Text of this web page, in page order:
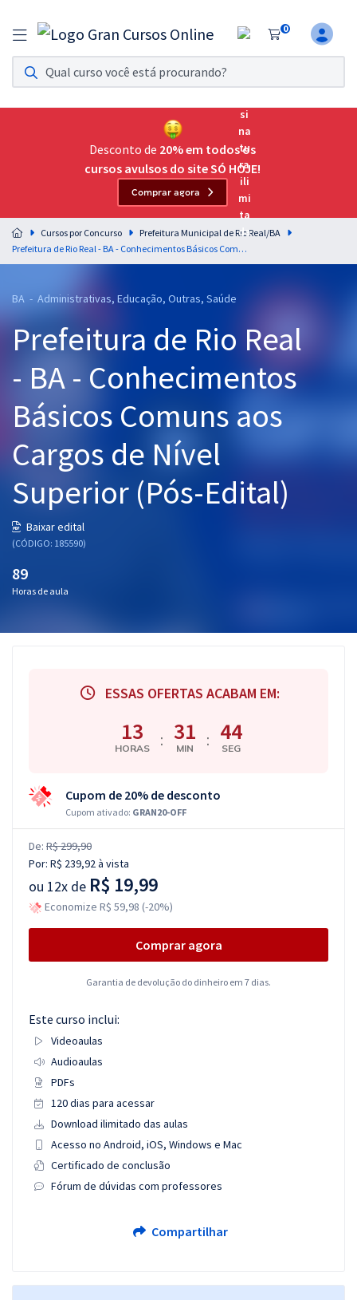
0
Assinatura Ilimitada 11
Acesso a todos os cursos. Teste grátis por 7 dias!
Assinatura OAB Até Passar
Acesso ilimitado a toda preparação para o Exame da
Residências Multiprofissionais
Preparação completa e intensiva para as principais
residências em saúde do Brasil
Cursos 20% OFF
Graduação
OAB
Questões grátis
Blog
Desconto de 20% em todos os
cursos avulsos do site SÓ HOJE!
Comprar agora
Cursos por Concurso
Prefeitura Municipal de Rio Real/BA
Prefeitura de Rio Real - BA - Conhecimentos Básicos Comuns aos Cargos de Nível Superior (Pós-Edital)
BA - Administrativas, Educação, Outras, Saúde
Prefeitura de Rio Real
- BA - Conhecimentos
Básicos Comuns aos
Cargos de Nível
Superior (Pós-Edital)
Baixar edital
(CÓDIGO: 185590)
89
Horas de aula
ESSAS OFERTAS ACABAM EM:
13
HORAS : 31
MIN : 43
SEG
Cupom de 20% de desconto
Cupom ativado: GRAN20-OFF
De: R$ 299,90
Por: R$ 239,92à vista
ou 12x de R$ 19,99
Economize R$ 59,98 (-20%)
Comprar agora
Garantia de devolução do dinheiro em 7 dias.
Este curso inclui:
Videoaulas
Audioaulas
PDFs
120 dias para acessar
Download ilimitado das aulas
Acesso no Android, iOS, Windows e Mac
Certificado de conclusão
Fórum de dúvidas com professores
Compartilhar